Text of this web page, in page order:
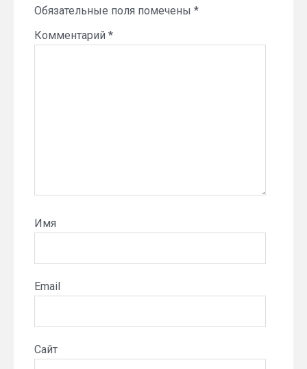
Обязательные поля помечены *
Комментарий *
Имя
Email
Сайт